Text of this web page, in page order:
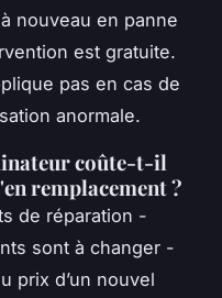
nouveau en panne
est gratuite.
pas en cas de
anormale.
coûte-t-il
remplacement ?
de réparation -
sont à changer -
prix d’un nouvel